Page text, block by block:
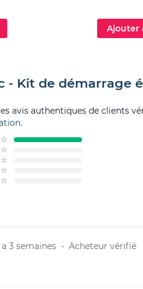
Ajouter
- Kit de démarrage
avis authentiques de clients
.
☆
☆
☆
☆
☆
a 3 semaines • Acheteur vérifié